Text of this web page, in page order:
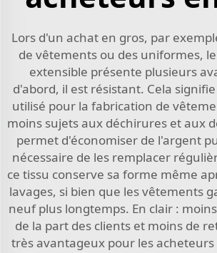
Lors d'un achat en gros, par
de vêtements ou des uniformes,
extensible présente plusieurs
d'abord, il est résistant. Cela
utilisé pour la fabrication de
moins sujets aux déchirures et aux
permet d'économiser de l'argent
nécessaire de les remplacer
ce tissu conserve sa forme même
lavages, si bien que les vêtements
neuf plus longtemps. En clair :
de la part des clients et moins de
très avantageux pour les acheteurs